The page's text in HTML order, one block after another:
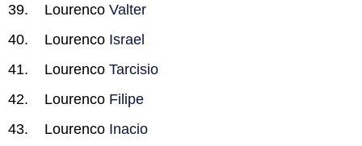
Lourenco Valter
Lourenco Israel
Lourenco Tarcisio
Lourenco Filipe
Lourenco Inacio